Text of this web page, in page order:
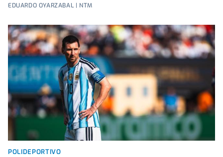
EDUARDO OYARZABAL | NTM
POLIDEPORTIVO